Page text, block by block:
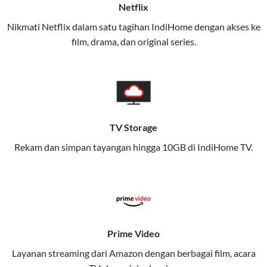
(Telkomsel) dalam satu paket.
Layanan ini dirancang untuk memberikan
pengalaman broadband yang seamless,
di rumah maupun saat bepergian.
Dengan Telkomsel One, Anda tidak terikat pada satu
teknologi jaringan tertentu, sehingga bisa menikmati
Nikmati kecepatan internet super cepat untuk
Netflix
Nikmati Netflix dalam satu tagihan IndiHome dengan akses ke
film, drama, dan original series.
TV Storage
Rekam dan simpan tayangan hingga 10GB di IndiHome TV.
Prime Video
Layanan streaming dari Amazon dengan berbagai film, acara